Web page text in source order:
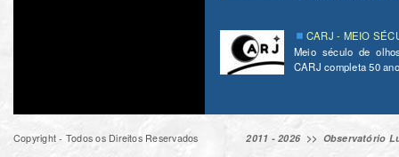
CARJ - MEIO
Meio século de
CARJ completa 50
Copyright - Todos os Direitos Reservados 2011 - 2026 >> Observatório